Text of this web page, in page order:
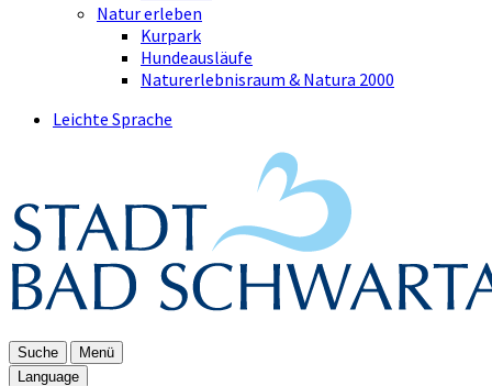
Natur erleben
Kurpark
Hundeausläufe
Naturerlebnisraum & Natura 2000
Leichte Sprache
Suche
Menü
Language